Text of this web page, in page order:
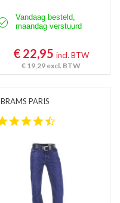
Vandaag besteld,
maandag verstuurd
€ 22,95 incl. BTW
€ 19,29 excl. BTW
BRAMS PARIS